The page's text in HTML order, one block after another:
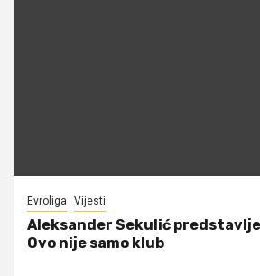
Evroliga Vijesti
Aleksander Sekulić
Ovo nije samo klub